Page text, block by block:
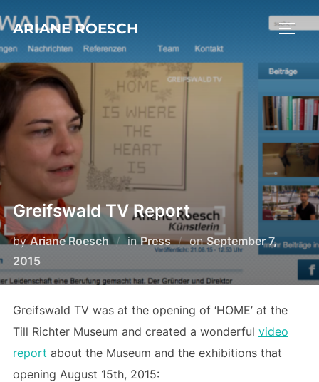
to
content
ARIANE ROESCH
Greifswald TV Report
byAriane Roesch inPress onPosted
September 7,
2015
Greifswald TV was at the opening of ‘HOME’ at the
Till Richter Museum and created a wonderful video
report about the Museum and the exhibitions that
opening August 15th, 2015: